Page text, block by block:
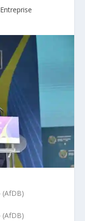
Entreprise